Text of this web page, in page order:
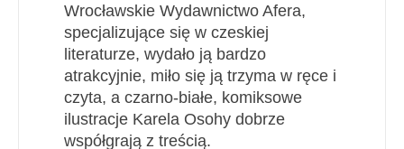
Wrocławskie Wydawnictwo Afera,
specjalizujące się w czeskiej
literaturze, wydało ją bardzo
atrakcyjnie, miło się ją trzyma w ręce i
czyta, a czarno-białe, komiksowe
ilustracje Karela Osohy dobrze
współgrają z treścią.